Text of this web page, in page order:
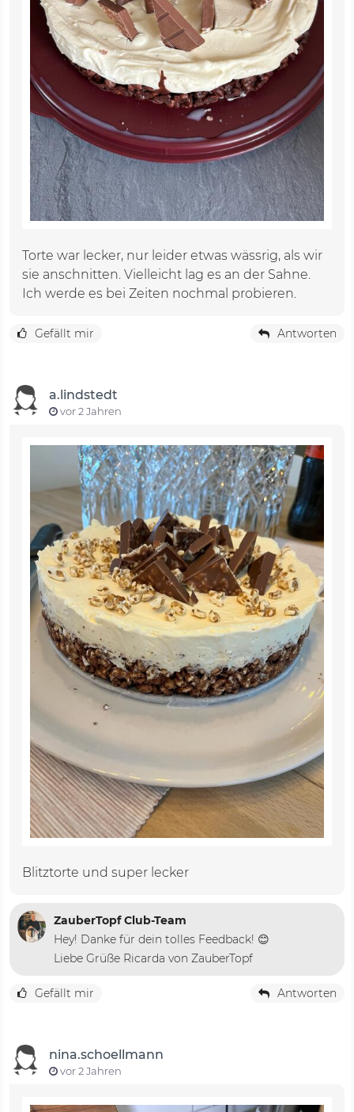
Torte war lecker, nur leider etwas wässrig, als wir
sie anschnitten. Vielleicht lag es an der Sahne.
Ich werde es bei Zeiten nochmal probieren.
Gefällt mir Antworten
a.lindstedt
vor 2 Jahren
Blitztorte und super lecker
ZauberTopf Club-Team
Hey! Danke für dein tolles Feedback! 😊
Liebe Grüße Ricarda von ZauberTopf
Gefällt mir Antworten
nina.schoellmann
vor 2 Jahren